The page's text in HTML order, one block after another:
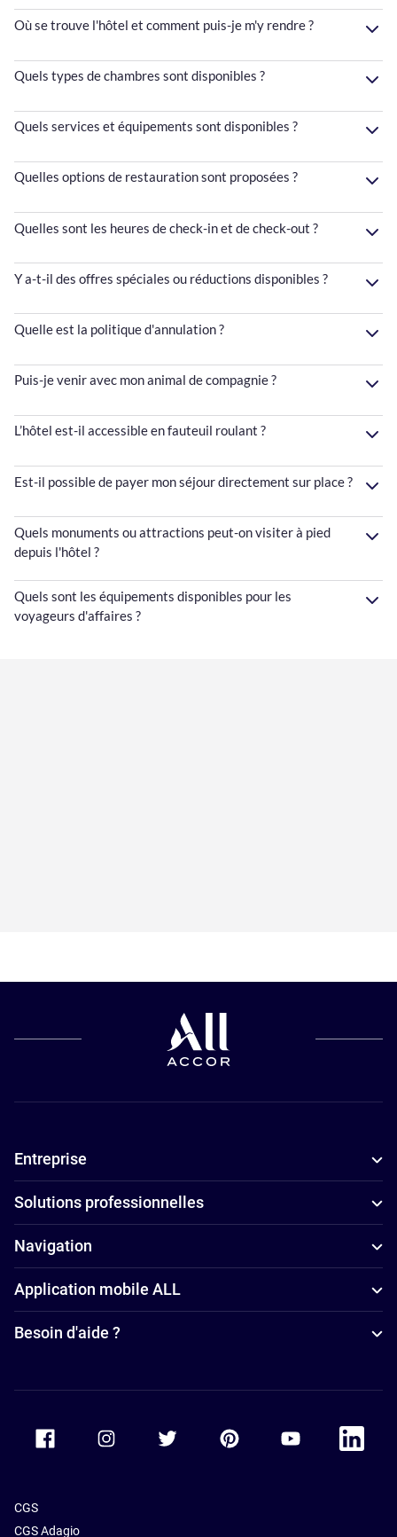
Où se trouve l'hôtel et comment puis-je m'y rendre ?
Quels types de chambres sont disponibles ?
Quels services et équipements sont disponibles ?
Quelles options de restauration sont proposées ?
Quelles sont les heures de check-in et de check-out ?
Y a-t-il des offres spéciales ou réductions disponibles ?
Quelle est la politique d'annulation ?
Puis-je venir avec mon animal de compagnie ?
L’hôtel est-il accessible en fauteuil roulant ?
Est-il possible de payer mon séjour directement sur place ?
Quels monuments ou attractions peut-on visiter à pied
depuis l'hôtel ?
Quels sont les équipements disponibles pour les
voyageurs d'affaires ?
Entreprise
Solutions professionnelles
Navigation
Application mobile ALL
Besoin d'aide ?
Accor Youtube
Accor
CGS
CGS Adagio